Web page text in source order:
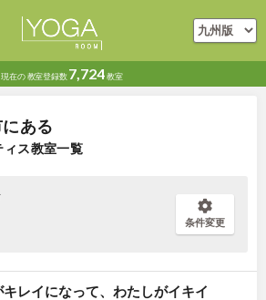
現在の教室登録数 7,724教室
ある
ィス教室一覧
条件変更
レイになって、わたしがイキイ